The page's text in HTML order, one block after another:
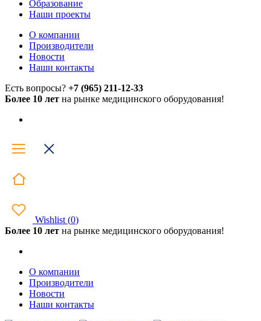
Образование
Наши проекты
О компании
Производители
Новости
Наши контакты
Есть вопросы? +7 (965) 211-12-33
Более 10 лет на рынке медицинского оборудования!
Wishlist (0)
Более 10 лет на рынке медицинского оборудования!
О компании
Производители
Новости
Наши контакты